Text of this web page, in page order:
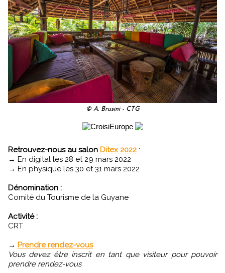
© A. Brusini - CTG
Retrouvez-nous au salon Ditex 2022 :
→ En digital les 28 et 29 mars 2022
→ En physique les 30 et 31 mars 2022
Dénomination :
Comité du Tourisme de la Guyane
Activité :
CRT
→ Prendre rendez-vous
Vous devez être inscrit en tant que visiteur pour pouvoir
prendre rendez-vous